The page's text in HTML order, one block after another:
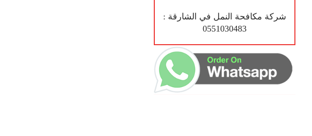
شركة مكافحة النمل في الشارقة :
0551030483